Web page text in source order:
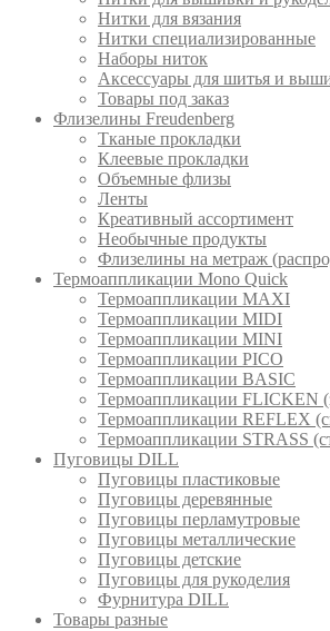
Нитки для вязания
Нитки специализированные
Наборы ниток
Аксессуары для шитья и
Товары под заказ
Флизелины Freudenberg
Тканые прокладки
Клеевые прокладки
Объемные флизы
Ленты
Креативный ассортимент
Необычные продукты
Флизелины на метраж
Термоаппликации Mono Quick
Термоаппликации MAXI
Термоаппликации MIDI
Термоаппликации MINI
Термоаппликации PICO
Термоаппликации BASIC
Термоаппликации FLICKEN
Термоаппликации REFLEX
Термоаппликации STRASS
Пуговицы DILL
Пуговицы пластиковые
Пуговицы деревянные
Пуговицы перламутровые
Пуговицы металлические
Пуговицы детские
Пуговицы для рукоделия
Фурнитура DILL
Товары разные